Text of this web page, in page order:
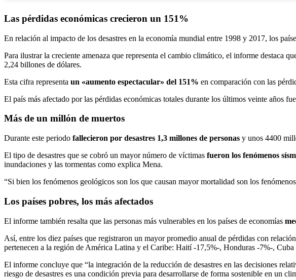
Las pérdidas económicas crecieron un 151%
En relación al impacto de los desastres en la economía mundial entre 1998 y 2017, los
Para ilustrar la creciente amenaza que representa el cambio climático, el informe destaca
2,24 billones de dólares.
Esta cifra representa un «aumento espectacular» del 151% en comparación con las
El país más afectado por las pérdidas económicas totales durante los últimos veinte años
Más de un millón de muertos
Durante este periodo fallecieron por desastres 1,3 millones de personas y unos 4400
El tipo de desastres que se cobró un mayor número de víctimas fueron los fenómenos
inundaciones y las tormentas como explica Mena.
“Si bien los fenómenos geológicos son los que causan mayor mortalidad son los
Los países pobres, los más afectados
El informe también resalta que las personas más vulnerables en los países de economías
Así, entre los diez países que registraron un mayor promedio anual de pérdidas con
pertenecen a la región de América Latina y el Caribe: Haití -17,5%-, Honduras -7%-,
El informe concluye que “la integración de la reducción de desastres en las decisiones
riesgo de desastres es una condición previa para desarrollarse de forma sostenible en un